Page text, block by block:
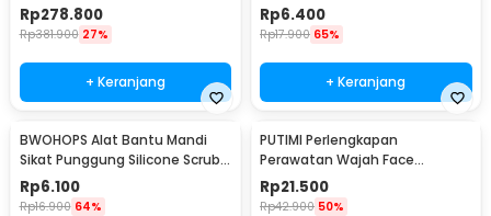
Gigi 3 Mode 200ml - V500
Rp278.800
Rp381.900 27%
+ Keranjang
Shower Puff - LF730
Rp6.400
Rp17.900 65%
+ Keranjang
BWOHOPS Alat Bantu Mandi
Sikat Punggung Silicone Scrub
Brush 60cm - BW60
Rp6.100
Rp16.900 64%
PUTIMI Perlengkapan
Perawatan Wajah Face
Treatment Equipment 7 PCS -
PT4
Rp21.500
Rp42.900 50%